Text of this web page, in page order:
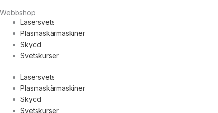
Webbshop
Lasersvets
Plasmaskärmaskiner
Skydd
Svetskurser
Lasersvets
Plasmaskärmaskiner
Skydd
Svetskurser